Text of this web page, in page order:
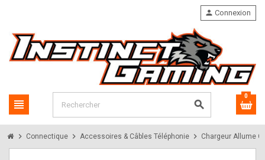
view_headline search
person Connexion
0
chevron_right Connectique chevron_right Accessoires & Câbles Téléphonie chevron_right Chargeur Allume